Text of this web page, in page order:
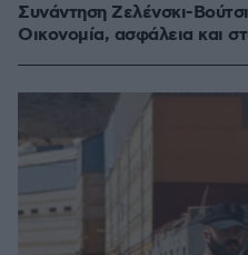
Συνάντηση Ζελένσκι-
Οικονομία, ασφάλεια και